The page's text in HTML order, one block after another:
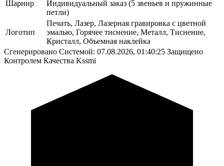
Шарнир
Индивидуальный заказ (5 звеньев и пружинные
петли)
Логотип
Печать, Лазер, Лазерная гравировка с цветной
эмалью, Горячее тиснение, Металл, Тиснение,
Кристалл, Объемная наклейка
Сгенерировано Системой: 07.08.2026, 01:40:25 Защищено
Контролем Качества Kssmi